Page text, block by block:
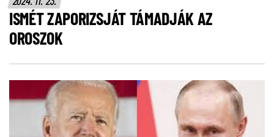
ISMÉT ZAPORIZSJÁT TÁMADJÁK AZ
OROSZOK